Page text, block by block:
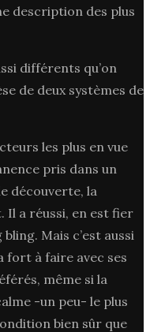
description des plus
différents qu’on
de deux systèmes de
les plus en vue
pris dans un
découverte, la
Il a réussi, en est fier
Mais c’est aussi
à faire avec ses
même si la
-un peu- le plus
bien sûr que